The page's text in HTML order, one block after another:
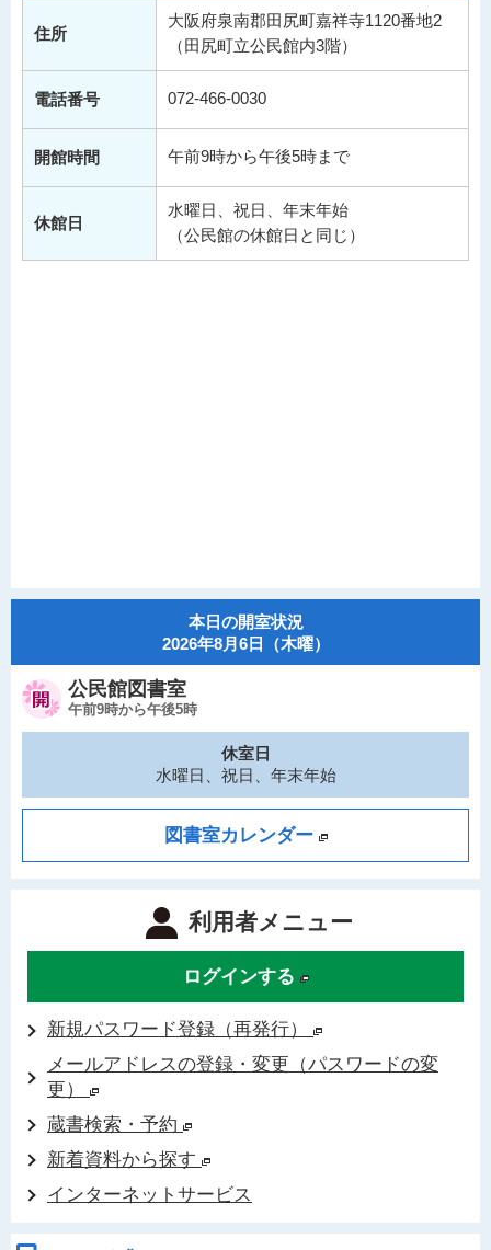
住所
大阪府泉南郡田尻町嘉祥寺1120番地2
（田尻町立公民館内3階）
電話番号 072-466-0030
開館時間 午前9時から午後5時まで
休館日
水曜日、祝日、年末年始
（公民館の休館日と同じ）
本日の開室状況
2026年8月6日（木曜）
公民館図書室
午前9時から午後5時
休室日
水曜日、祝日、年末年始
図書室カレンダー
利用者メニュー
ログインする
新規パスワード登録（再発行）
メールアドレスの登録・変更（パスワードの変
更）
蔵書検索・予約
新着資料から探す
インターネットサービス